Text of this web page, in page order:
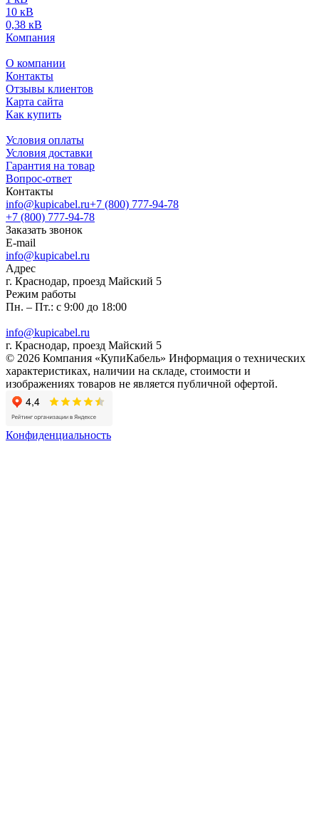
10 кВ
0,38 кВ
Компания
О компании
Контакты
Отзывы клиентов
Карта сайта
Как купить
Условия оплаты
Условия доставки
Гарантия на товар
Вопрос-ответ
Контакты
info@kupicabel.ru+7 (800) 777-94-78
+7 (800) 777-94-78
Заказать звонок
E-mail
info@kupicabel.ru
Адрес
г. Краснодар, проезд Майский 5
Режим работы
Пн. – Пт.: с 9:00 до 18:00
info@kupicabel.ru
г. Краснодар, проезд Майский 5
© 2026 Компания «КупиКабель» Информация о технических
характеристиках, наличии на складе, стоимости и
изображениях товаров не является публичной офертой.
Конфиденциальность